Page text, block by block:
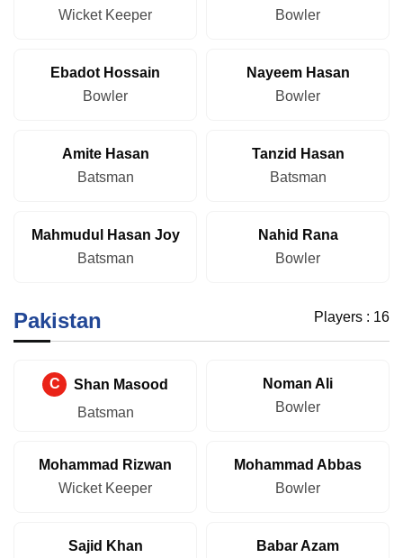
Wicket Keeper
Bowler
Ebadot Hossain
Bowler
Nayeem Hasan
Bowler
Amite Hasan
Batsman
Tanzid Hasan
Batsman
Mahmudul Hasan Joy
Batsman
Nahid Rana
Bowler
Pakistan Players : 16
C
Shan Masood
Batsman
Noman Ali
Bowler
Mohammad Rizwan
Wicket Keeper
Mohammad Abbas
Bowler
Sajid Khan
Babar Azam